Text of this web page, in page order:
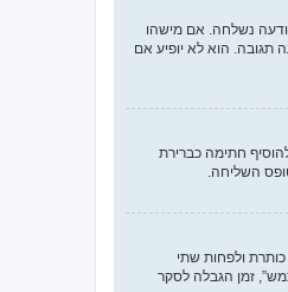
נשלחה. אם מישהו
הוא לא יופיע אם
חתימה כברירת
השליחה.
ולפחות שתי
זמן הגבלה לסקר